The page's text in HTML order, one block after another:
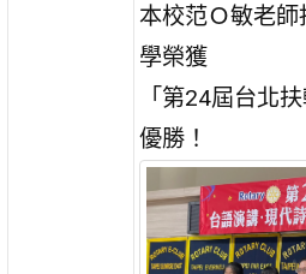
本校范Ｏ敏老
學榮獲
「第24屆台北
優勝！